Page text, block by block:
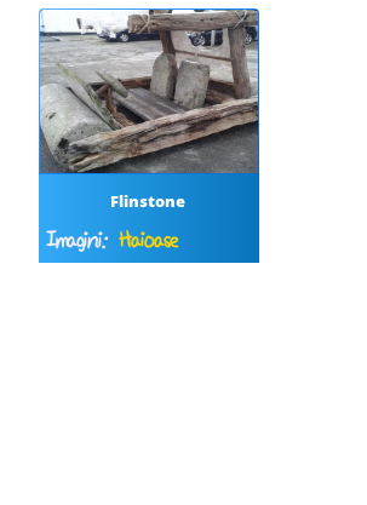
Flinstone
Imagini: Haioase